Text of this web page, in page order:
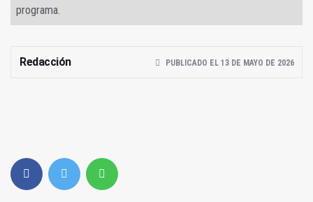
programa.
Redacción PUBLICADO EL 13 DE MAYO DE 2026